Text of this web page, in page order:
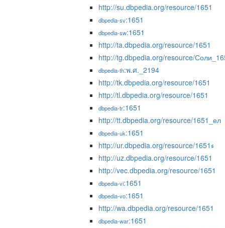
http://su.dbpedia.org/resource/1651
dbpedia-sv:1651
dbpedia-sw:1651
http://ta.dbpedia.org/resource/1651
http://tg.dbpedia.org/resource/
dbpedia-th:พ.ศ._2194
http://tk.dbpedia.org/resource/1651
http://tl.dbpedia.org/resource/1651
dbpedia-tr:1651
http://tt.dbpedia.org/resource/1651_ел
dbpedia-uk:1651
http://ur.dbpedia.org/resource/1651ء
http://uz.dbpedia.org/resource/1651
http://vec.dbpedia.org/resource/1651
dbpedia-vi:1651
dbpedia-vo:1651
http://wa.dbpedia.org/resource/1651
dbpedia-war:1651